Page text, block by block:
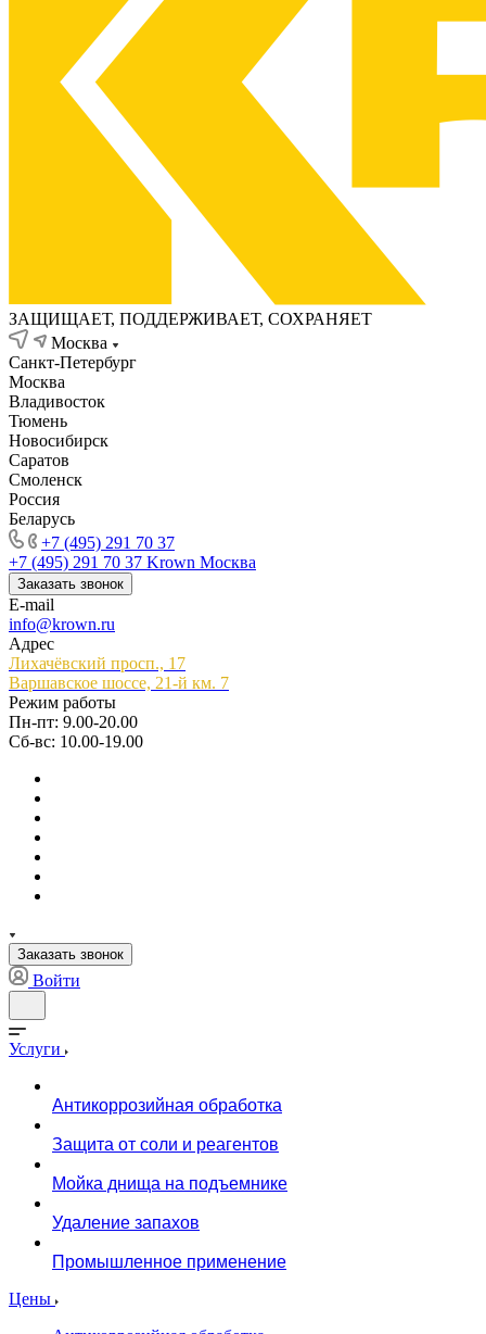
ЗАЩИЩАЕТ, ПОДДЕРЖИВАЕТ, СОХРАНЯЕТ
Москва
Санкт-Петербург
Москва
Владивосток
Тюмень
Новосибирск
Саратов
Смоленск
Россия
Беларусь
+7 (495) 291 70 37
+7 (495) 291 70 37 Krown Москва
Заказать звонок
E-mail
info@krown.ru
Адрес
Лихачёвский просп., 17
Варшавское шоссе, 21-й км. 7
Режим работы
Пн-пт: 9.00-20.00
Сб-вс: 10.00-19.00
Заказать звонок
Войти
Услуги
Антикоррозийная обработка
Защита от соли и реагентов
Мойка днища на подъемнике
Удаление запахов
Промышленное применение
Цены